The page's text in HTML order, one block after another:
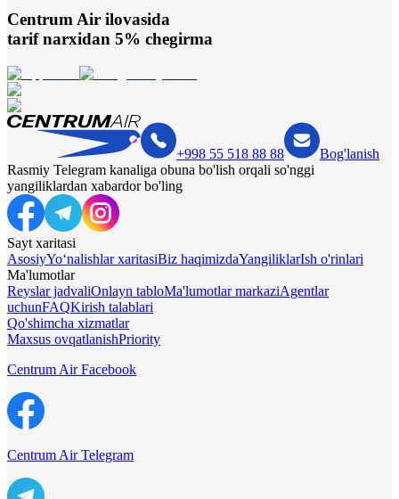
Centrum Air ilovasida
tarif narxidan 5% chegirma
+998 55 518 88 88
Bog'lanish
Rasmiy Telegram kanaliga obuna bo'lish orqali so'nggi
yangiliklardan xabardor bo'ling
Sayt xaritasi
AsosiyYo‘nalishlar xaritasiBiz haqimizdaYangiliklarIsh o'rinlari
Ma'lumotlar
Reyslar jadvaliOnlayn tabloMa'lumotlar markaziAgentlar
uchunFAQKirish talablari
Qo'shimcha xizmatlar
Maxsus ovqatlanishPriority
Centrum Air Facebook
Centrum Air Telegram